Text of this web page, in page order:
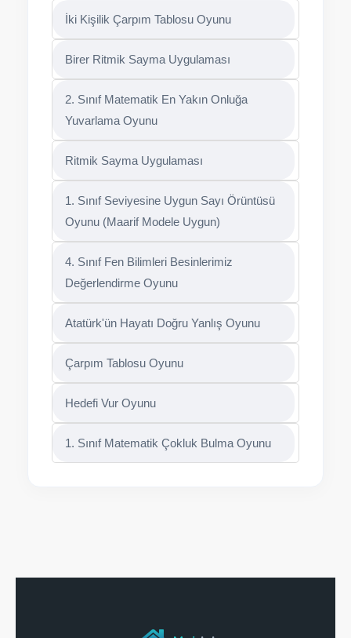
İki Kişilik Çarpım Tablosu Oyunu
Birer Ritmik Sayma Uygulaması
2. Sınıf Matematik En Yakın Onluğa
Yuvarlama Oyunu
Ritmik Sayma Uygulaması
1. Sınıf Seviyesine Uygun Sayı Örüntüsü
Oyunu (Maarif Modele Uygun)
4. Sınıf Fen Bilimleri Besinlerimiz
Değerlendirme Oyunu
Atatürk'ün Hayatı Doğru Yanlış Oyunu
Çarpım Tablosu Oyunu
Hedefi Vur Oyunu
1. Sınıf Matematik Çokluk Bulma Oyunu